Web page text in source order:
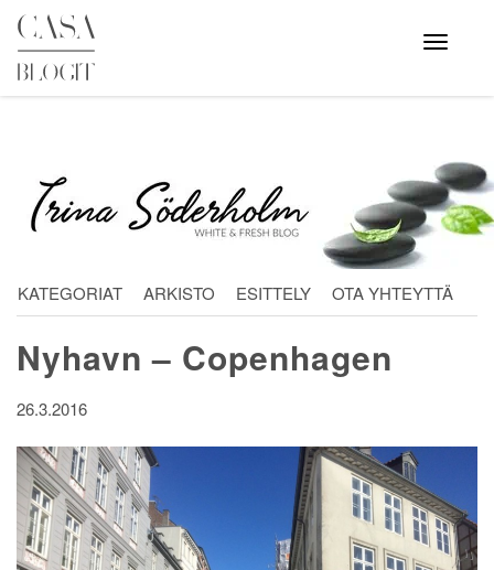
Skip
content
Avaa
valikko
KATEGORIAT ARKISTO ESITTELY OTA YHTEYTTÄ
Nyhavn – Copenhagen
26.3.2016